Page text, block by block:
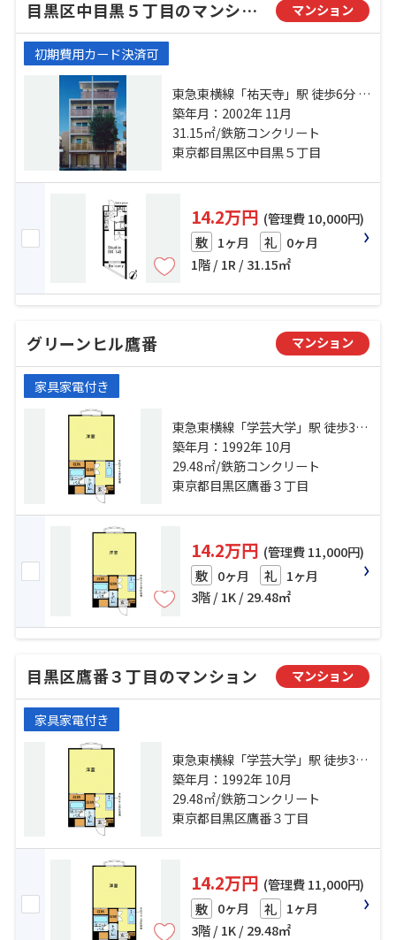
目黒区中目黒５丁目のマンション マンション
初期費用カード決済可
東急東横線「祐天寺」駅 徒歩6分 日
比谷線「中目黒」駅 徒歩15分 東急
東横線「学芸大学」駅 徒歩16分
築年月：2002年 11月
31.15㎡/鉄筋コンクリート
東京都目黒区中目黒５丁目
14.2万円 (管理費 10,000円)
敷 1ヶ月 礼 0ヶ月
1階 / 1R / 31.15㎡
グリーンヒル鷹番 マンション
家具家電付き
東急東横線「学芸大学」駅 徒歩3分
東急東横線「祐天寺」駅 徒歩17分
東急東横線「都立大学」駅 徒歩18
分
築年月：1992年 10月
29.48㎡/鉄筋コンクリート
東京都目黒区鷹番３丁目
14.2万円 (管理費 11,000円)
敷 0ヶ月 礼 1ヶ月
3階 / 1K / 29.48㎡
目黒区鷹番３丁目のマンション マンション
家具家電付き
東急東横線「学芸大学」駅 徒歩3分
東急東横線「祐天寺」駅 徒歩17分
東急東横線「都立大学」駅 徒歩18
分
築年月：1992年 10月
29.48㎡/鉄筋コンクリート
東京都目黒区鷹番３丁目
14.2万円 (管理費 11,000円)
敷 0ヶ月 礼 1ヶ月
3階 / 1K / 29.48㎡